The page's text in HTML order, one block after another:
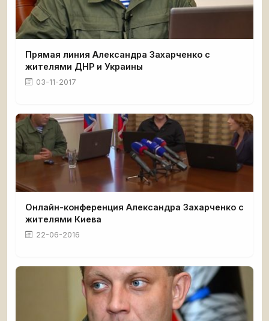
Прямая линия Александра Захарченко с
жителями ДНР и Украины
03-11-2017
Онлайн-конференция Александра Захарченко с
жителями Киева
22-06-2016